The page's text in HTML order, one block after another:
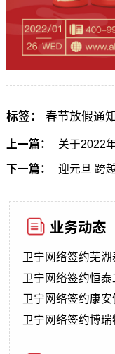
标签： 春节放假通知
上一篇： 关于2022
下一篇： 迎元旦 跨
业务动态
卫宁网络签约芜
应式网站
卫宁网络签约恒
应式官网
卫宁网络签约康
卫宁网络签约博